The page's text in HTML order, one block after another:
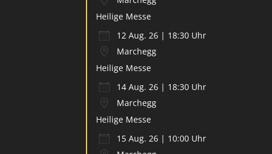
Heilige Messe
12 Aug. 26 | 18:30 Uhr
Marchegg
Heilige Messe
14 Aug. 26 | 18:30 Uhr
Marchegg
Heilige Messe
15 Aug. 26 | 10:00 Uhr